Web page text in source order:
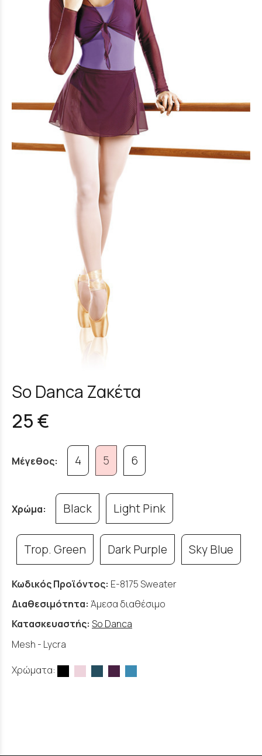
So Danca Ζακέτα
25 €
Μέγεθος: 4 5 6
Χρώμα: Black Light Pink
Trop. Green Dark Purple Sky Blue
Κωδικός Προϊόντος: E-8175 Sweater
Διαθεσιμότητα: Άμεσα διαθέσιμο
Κατασκευαστής: So Danca
Mesh - Lycra
Χρώματα: